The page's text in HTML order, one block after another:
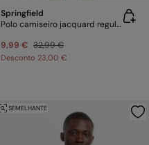
Springfield
Polo camiseiro jacquard regular fit
9,99 € 32,99 €
Desconto 23,00 €
SEMELHANTE